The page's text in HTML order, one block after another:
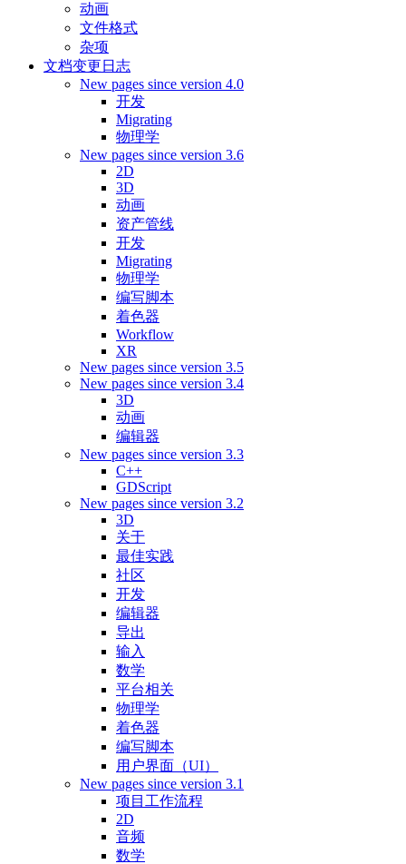
动画
文件格式
杂项
文档变更日志
New pages since version 4.0
开发
Migrating
物理学
New pages since version 3.6
2D
3D
动画
资产管线
开发
Migrating
物理学
编写脚本
着色器
Workflow
XR
New pages since version 3.5
New pages since version 3.4
3D
动画
编辑器
New pages since version 3.3
C++
GDScript
New pages since version 3.2
3D
关于
最佳实践
社区
开发
编辑器
导出
输入
数学
平台相关
物理学
着色器
编写脚本
用户界面（UI）
New pages since version 3.1
项目工作流程
2D
音频
数学